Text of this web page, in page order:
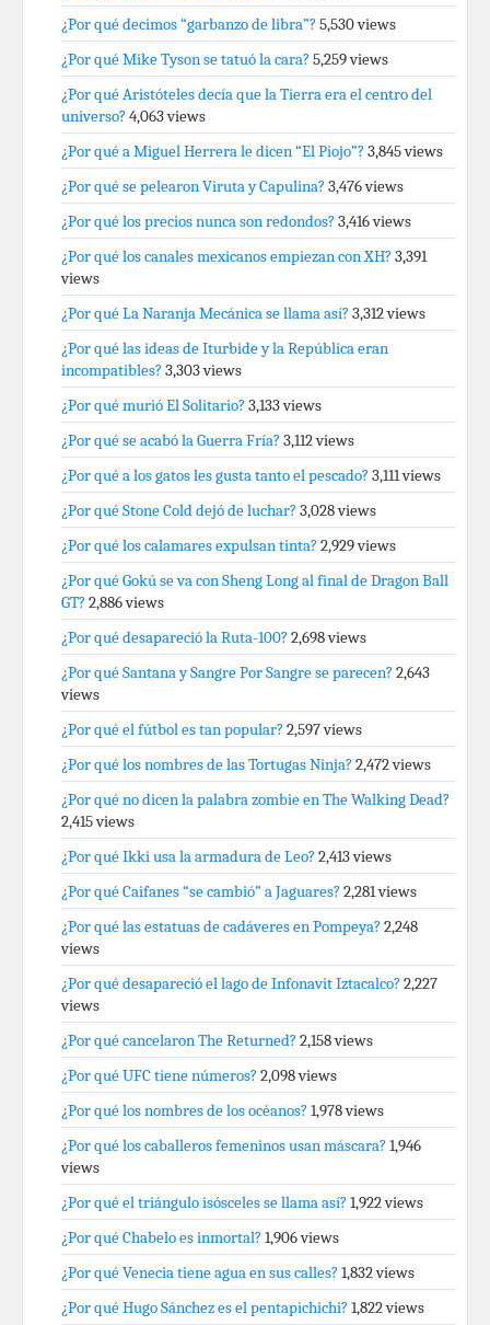
¿Por qué decimos “garbanzo de libra”? 5,530 views
¿Por qué Mike Tyson se tatuó la cara? 5,259 views
¿Por qué Aristóteles decía que la Tierra era el centro del
universo? 4,063 views
¿Por qué a Miguel Herrera le dicen “El Piojo”? 3,845 views
¿Por qué se pelearon Viruta y Capulina? 3,476 views
¿Por qué los precios nunca son redondos? 3,416 views
¿Por qué los canales mexicanos empiezan con XH? 3,391
views
¿Por qué La Naranja Mecánica se llama así? 3,312 views
¿Por qué las ideas de Iturbide y la República eran
incompatibles? 3,303 views
¿Por qué murió El Solitario? 3,133 views
¿Por qué se acabó la Guerra Fría? 3,112 views
¿Por qué a los gatos les gusta tanto el pescado? 3,111 views
¿Por qué Stone Cold dejó de luchar? 3,028 views
¿Por qué los calamares expulsan tinta? 2,929 views
¿Por qué Gokú se va con Sheng Long al final de Dragon Ball
GT? 2,886 views
¿Por qué desapareció la Ruta-100? 2,698 views
¿Por qué Santana y Sangre Por Sangre se parecen? 2,643
views
¿Por qué el fútbol es tan popular? 2,597 views
¿Por qué los nombres de las Tortugas Ninja? 2,472 views
¿Por qué no dicen la palabra zombie en The Walking Dead?
2,415 views
¿Por qué Ikki usa la armadura de Leo? 2,413 views
¿Por qué Caifanes “se cambió” a Jaguares? 2,281 views
¿Por qué las estatuas de cadáveres en Pompeya? 2,248
views
¿Por qué desapareció el lago de Infonavit Iztacalco? 2,227
views
¿Por qué cancelaron The Returned? 2,158 views
¿Por qué UFC tiene números? 2,098 views
¿Por qué los nombres de los océanos? 1,978 views
¿Por qué los caballeros femeninos usan máscara? 1,946
views
¿Por qué el triángulo isósceles se llama así? 1,922 views
¿Por qué Chabelo es inmortal? 1,906 views
¿Por qué Venecia tiene agua en sus calles? 1,832 views
¿Por qué Hugo Sánchez es el pentapichichi? 1,822 views